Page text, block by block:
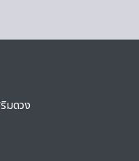
มดวง